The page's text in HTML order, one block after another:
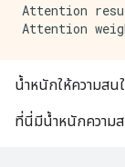
Attention
น้ำหนักให้ความสน
ที่นี่มีน้ำหนักความ